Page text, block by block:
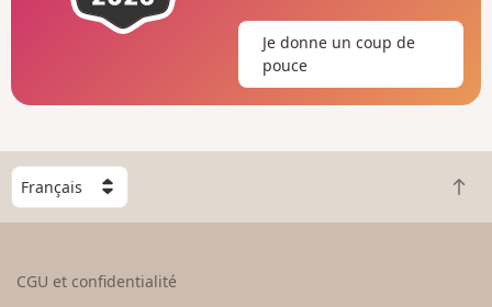
Je donne un coup de
pouce
C
h
o
R
e
CGU et confidentialité